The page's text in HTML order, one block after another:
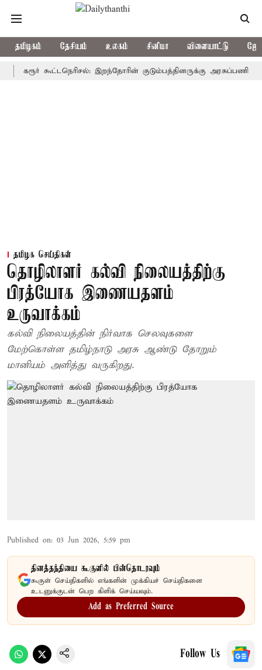
தமிழகம் தேசியம் உலகம் சினிமா விளையாட்டு
கூட்டநெரிசல்: இறந்தோரின் குடும்பத்தினருக்கு அரசுப்பணி வழக்கு;
தமிழக செய்திகள்
தொழிலாளர் கல்வி நிலையத்திற்கு
பிரத்யோக இணையதளம்
உருவாக்கம்
கல்வி நிலையத்தின் நிர்வாக செலவுகளை
மேற்கொள்ள தமிழ்நாடு அரசு ஆண்டு தோறும்
மானியம் அளித்து வருகிறது.
Published on: 03 Jun 2026, 5:59 pm
தினத்தந்தியை கூகுளில் பின்தொடரவும்
கூகுள் செய்திகளில் எங்களின் முக்கியச் செய்திகளை
உடனுக்குடன் பெற கிளிக் செய்யவும்.
Add as Preferred Source
Follow Us